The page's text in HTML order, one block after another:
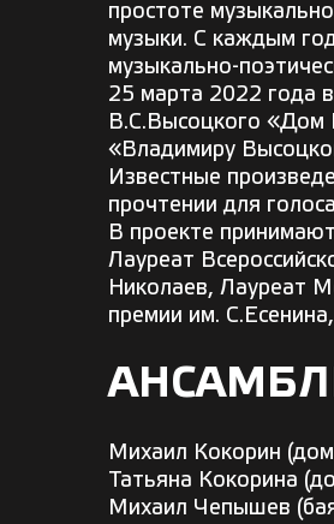
простоте
музыки. С каждым
музыкально-
25 марта 2022 года в
В.С.Высоцкого «Дом
«Владимиру
Известные
прочтении для
В проекте
Лауреат
Николаев, Лауреат
премии им.
Михаил Кокорин
Татьяна Кокорина
Михаил Чепышев